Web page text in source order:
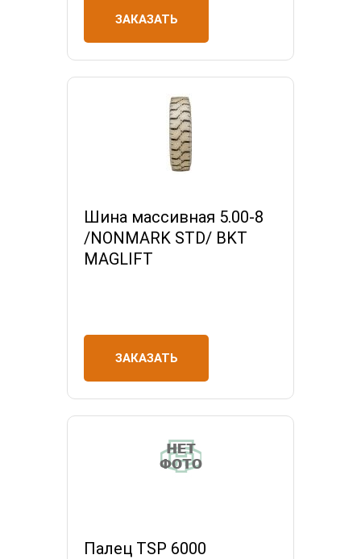
ЗАКАЗАТЬ
Шина массивная 5.00-8
/NONMARK STD/ BKT
MAGLIFT
ЗАКАЗАТЬ
Палец TSP 6000